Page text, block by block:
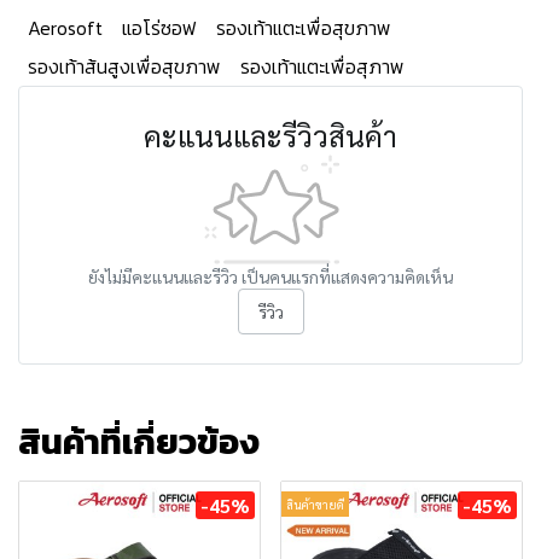
Aerosoft แอโร่ซอฟ
รองเท้าแตะเพื่อสุขภาพ
รองเท้าส้นสูงเพื่อสุขภาพ
รองเท้าแตะเพื่อสุภาพ
คะแนนและรีวิวสินค้า
ยังไม่มีคะแนนและรีวิว เป็นคนแรกที่แสดงความคิดเห็น
รีวิว
สินค้าที่เกี่ยวข้อง
-45% สินค้าขายดี -45%